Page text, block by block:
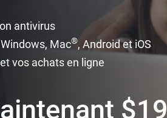
antivirus
Mac®, Android et iOS
vos achats en ligne
$19